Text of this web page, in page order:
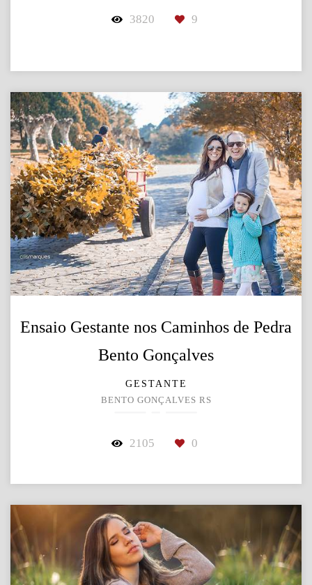
3820 9
Ensaio Gestante nos Caminhos de Pedra
Bento Gonçalves
GESTANTE
BENTO GONÇALVES RS
2105 0